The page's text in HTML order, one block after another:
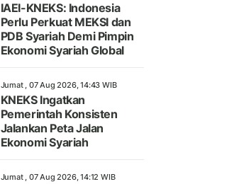
IAEI-KNEKS: Indonesia
Perlu Perkuat MEKSI dan
PDB Syariah Demi Pimpin
Ekonomi Syariah Global
Jumat , 07 Aug 2026, 14:43 WIB
KNEKS Ingatkan
Pemerintah Konsisten
Jalankan Peta Jalan
Ekonomi Syariah
Jumat , 07 Aug 2026, 14:12 WIB